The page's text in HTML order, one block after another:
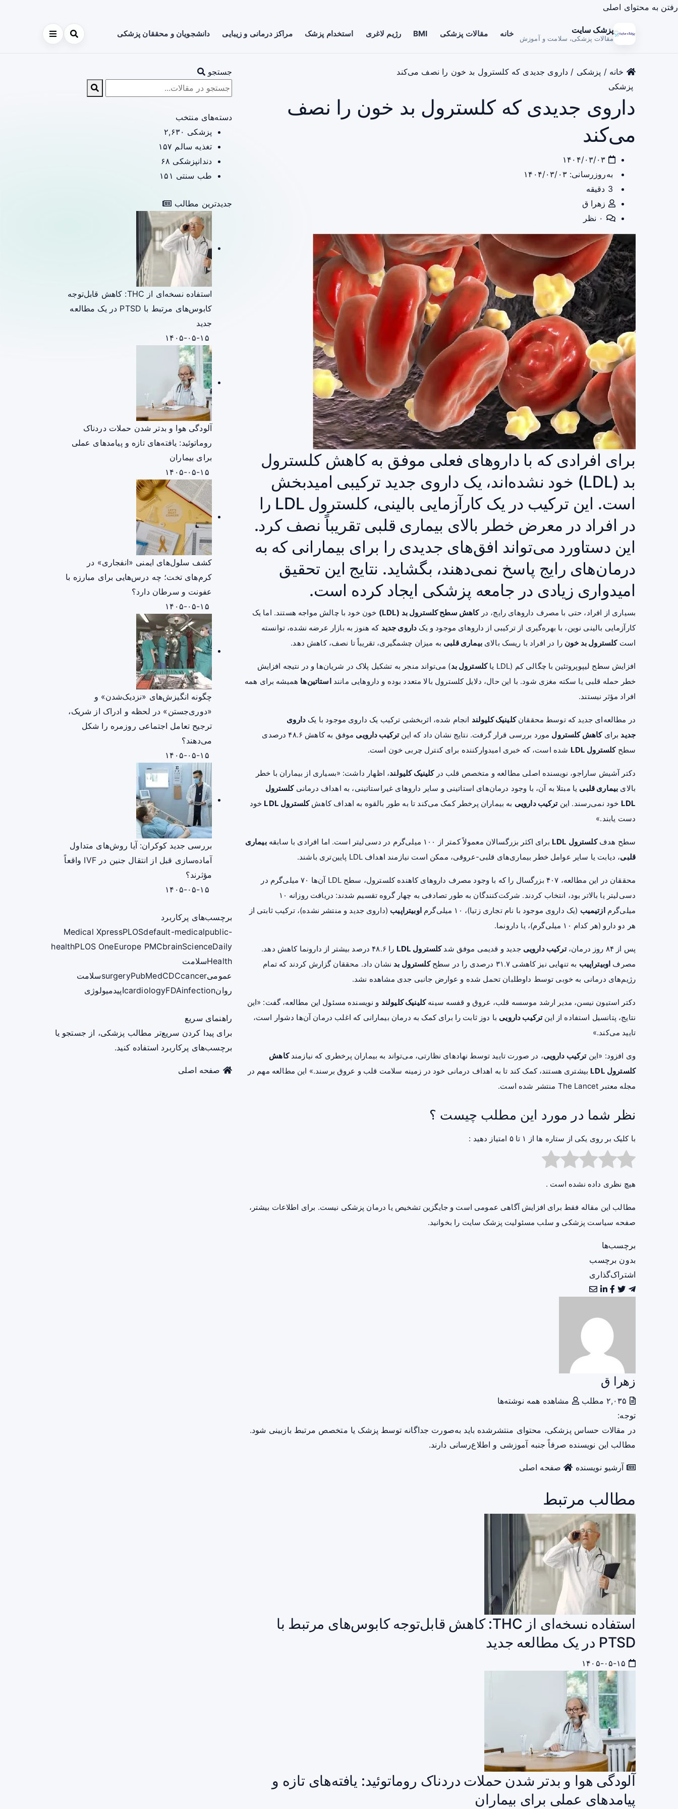
رفتن به محتوای اصلی
پزشک سایت
مقالات پزشکی، سلامت و آموزش خانه مقالات پزشکی BMI رژیم لاغری استخدام پزشک مراکز درمانی و زیبایی دانشجویان و محققان پزشکی
خانه / پزشکی / داروی جدیدی که کلسترول بد خون را نصف می‌کند
پزشکی
داروی جدیدی که کلسترول بد خون را نصف
می‌کند
به‌روزرسانی: ۱۴۰۴/۰۳/۰۳
زهرا ق
برای افرادی که با داروهای فعلی موفق به کاهش کلسترول
بد (LDL) خود نشده‌اند، یک داروی جدید ترکیبی امیدبخش
است. این ترکیب در یک کارآزمایی بالینی، کلسترول LDL را
در افراد در معرض خطر بالای بیماری قلبی تقریباً نصف کرد.
این دستاورد می‌تواند افق‌های جدیدی را برای بیمارانی که به
درمان‌های رایج پاسخ نمی‌دهند، بگشاید. نتایج این تحقیق
امیدواری زیادی در جامعه پزشکی ایجاد کرده است.
بسیاری از افراد، حتی با مصرف داروهای رایج، درکاهش سطح کلسترول بد (LDL
) خون خود با چالش مواجه هستند. اما یک
کارآزمایی بالینی نوین، با بهره‌گیری از ترکیبی از داروهای موجود و یک داروی جدید که هنوز به بازار عرضه نشده، توانسته
استکلسترول بد خون را در افراد با ریسک بالایبیماری قلبی به میزان چشمگیری، تقریباً تا نصف، کاهش دهد.
افزایش سطح لیپوپروتئین با چگالی کم (LDL یا کلسترول بد) می‌تواند منجر به تشکیل پلاک در شریان‌ها و در نتیجه افزایش
خطر حمله قلبی یا سکته مغزی شود. با این حال، دلایلکلسترول بالامتعدد بوده و داروهایی ماننداستاتین‌ها همیشه برای همه
افراد مؤثر نیستند.
در مطالعه‌ای جدید که توسط محققانکلینیک کلیولند انجام شده، اثربخشی ترکیب یک داروی موجود با یک داروی
جدید برایکاهش کلسترول مورد بررسی قرار گرفت. نتایج نشان داد که اینترکیب دارویی
موفق به کاهش ۴۸.۶ درصدی
سطحکلسترول LDL شده است، که خبری امیدوارکننده برای کنترل چربی خون است.
دکتر آشیش ساراجو، نویسنده اصلی مطالعه و متخصص قلب درکلینیک کلیولند، اظهار داشت: «بسیاری از بیماران با خطر
بالای بیماری قلبی یا مبتلا به آن، با وجود درمان‌های استاتینی و سایر داروهای غیراستاتینی، به اهداف درمانیکلسترول
LDL خود نمی‌رسند. اینترکیب دارویی به بیماران پرخطر کمک می‌کند تا به طور بالقوه به اهداف کاهشکلسترول LDL
خود
دست یابند.»
سطح هدفکلسترول LDL برای اکثر بزرگسالان معمولاً کمتر از ۱۰۰ میلی‌گرم در دسی‌لیتر است. اما افرادی با سابقه
بیماری
قلبی، دیابت یا سایر عوامل خطر بیماری‌های قلبی-عروقی، ممکن است نیازمند اهداف LDL پایین‌تری باشند.
محققان در این مطالعه، ۴۰۷ بزرگسال را که با وجود مصرف داروهای کاهنده کلسترول، سطح LDL آن‌ها ۷۰ میلی‌گرم در
دسی‌لیتر یا بالاتر بود، انتخاب کردند. شرکت‌کنندگان به طور تصادفی به چهار گروه تقسیم شدند: دریافت روزانه ۱۰
میلی‌گرمازتیمیب (یک داروی موجود با نام تجاری زتیا)، ۱۰ میلی‌گرم اوبیتراپیب (داروی جدید و منتشر نشده)، ترکیب ثابتی از
هر دو دارو (هر کدام ۱۰ میلی‌گرم)، یا دارونما.
پس از ۸۴ روز درمان، ترکیب دارویی جدید و قدیمی موفق شدکلسترول LDL
را ۴۸.۶ درصد بیشتر از دارونما کاهش دهد.
مصرف اوبیتراپیب به تنهایی نیز کاهشی ۳۱.۷ درصدی را در سطح کلسترول بد نشان داد. محققان گزارش کردند که تمام
رژیم‌های درمانی به خوبی توسط داوطلبان تحمل شده و عوارض جانبی جدی مشاهده نشد.
دکتر استیون نیسن، مدیر ارشد موسسه قلب، عروق و قفسه سینهکلینیک کلیولند و نویسنده مسئول این مطالعه، گفت: «این
نتایج، پتانسیل استفاده از اینترکیب دارویی با دوز ثابت را برای کمک به درمان بیمارانی که اغلب درمان آن‌ها دشوار است،
تایید می‌کند.»
وی افزود: «اینترکیب دارویی، در صورت تایید توسط نهادهای نظارتی، می‌تواند به بیماران پرخطری که نیازمندکاهش
کلسترول LDL
بیشتری هستند، کمک کند تا به اهداف درمانی خود در زمینه سلامت قلب و عروق برسند.» این مطالعه مهم در
مجله معتبر The Lancet منتشر شده است.
نظر شما در مورد این مطلب چیست ؟
با کلیک بر روی یکی از ستاره ها از ۱ تا ۵ امتیاز دهید :
هیچ نظری داده نشده است .
مطالب این مقاله فقط برای افزایش آگاهی عمومی است و جایگزین تشخیص یا درمان پزشکی نیست. برای اطلاعات بیشتر،
صفحه سیاست پزشکی و سلب مسئولیت پزشک سایت را بخوانید.
برچسب‌ها
بدون برچسب
اشتراک‌گذاری
زهرا ق
مشاهده همه نوشته‌ها
توجه:
در مقالات حساس پزشکی، محتوای منتشرشده باید به‌صورت جداگانه توسط پزشک یا متخصص مرتبط بازبینی شود.
مطالب این نویسنده صرفاً جنبه آموزشی و اطلاع‌رسانی دارند.
آرشیو نویسنده صفحه اصلی
مطالب مرتبط
استفاده نسخه‌ای از THC: کاهش قابل‌توجه کابوس‌های مرتبط با
PTSD در یک مطالعه جدید
آلودگی هوا و بدتر شدن حملات دردناک روماتوئید: یافته‌های تازه و
پیامدهای عملی برای بیماران
جستجو
دسته‌های منتخب
پزشکی ۲,۶۳۰
تغذیه سالم ۱۵۷
دندانپزشکی ۶۸
طب سنتی ۱۵۱
جدیدترین مطالب
استفاده نسخه‌ای از THC: کاهش قابل‌توجه
کابوس‌های مرتبط با PTSD در یک مطالعه
جدید
آلودگی هوا و بدتر شدن حملات دردناک
روماتوئید: یافته‌های تازه و پیامدهای عملی
برای بیماران
کشف سلول‌های ایمنی «انفجاری» در
کرم‌های تخت؛ چه درس‌هایی برای مبارزه با
عفونت و سرطان دارد؟
چگونه انگیزش‌های «نزدیک‌شدن» و
«دوری‌جستن» در لحظه و ادراک از شریک،
ترجیح تعامل اجتماعی روزمره را شکل
می‌دهند؟
بررسی جدید کوکران: آیا روش‌های متداول
آماده‌سازی قبل از انتقال جنین در IVF واقعاً
مؤثرند؟
برچسب‌های پرکاربرد
Medical XpressPLOSdefault-medicalpublic-
healthPLOS OneEurope PMCbrainScienceDaily
Healthسلامت
عمومی
surgeryPubMedCDCcancer
سلامت
روان
cardiologyFDAinfection اپیدمیولوژی
راهنمای سریع
برای پیدا کردن سریع‌تر مطالب پزشکی، از جستجو یا
برچسب‌های پرکاربرد استفاده کنید.
صفحه اصلی